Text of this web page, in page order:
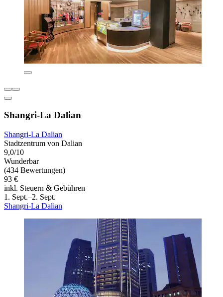
Shangri-La Dalian
Shangri-La Dalian
Stadtzentrum von Dalian
9,0/10
Wunderbar
(434 Bewertungen)
93 €
inkl. Steuern & Gebühren
1. Sept.–2. Sept.
Shangri-La Dalian